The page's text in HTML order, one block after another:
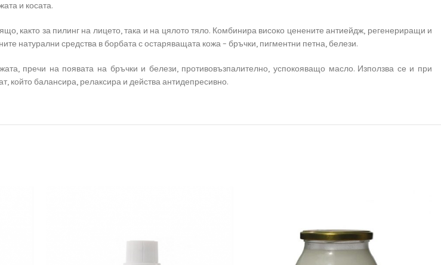
и косата.
както за пилинг на лицето, така и на цялото тяло. Комбинира високо ценените антиейдж, регенериращи и
натурални средства в борбата с остаряващата кожа – бръчки, пигментни петна, белези.
пречи на появата на бръчки и белези, противовъзпалително, успокояващо масло. Използва се и при
който балансира, релаксира и действа антидепресивно.